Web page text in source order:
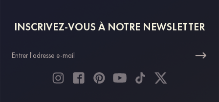
INSCRIVEZ-VOUS À NOTRE NEWSLETTER